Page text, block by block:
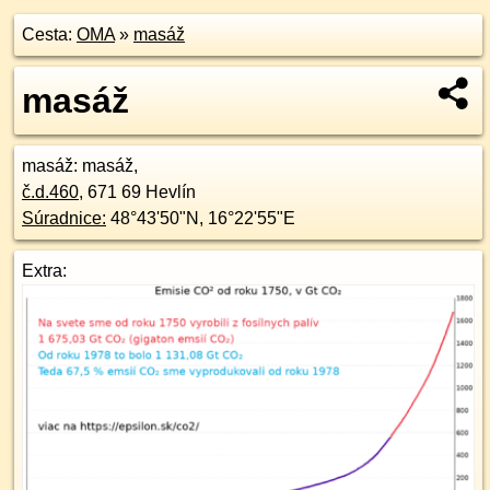
Cesta: OMA» masáž
masáž
masáž: masáž,
č.d.460, 671 69 Hevlín
Súradnice: 48°43'50"N , 16°22'55"E
Extra: